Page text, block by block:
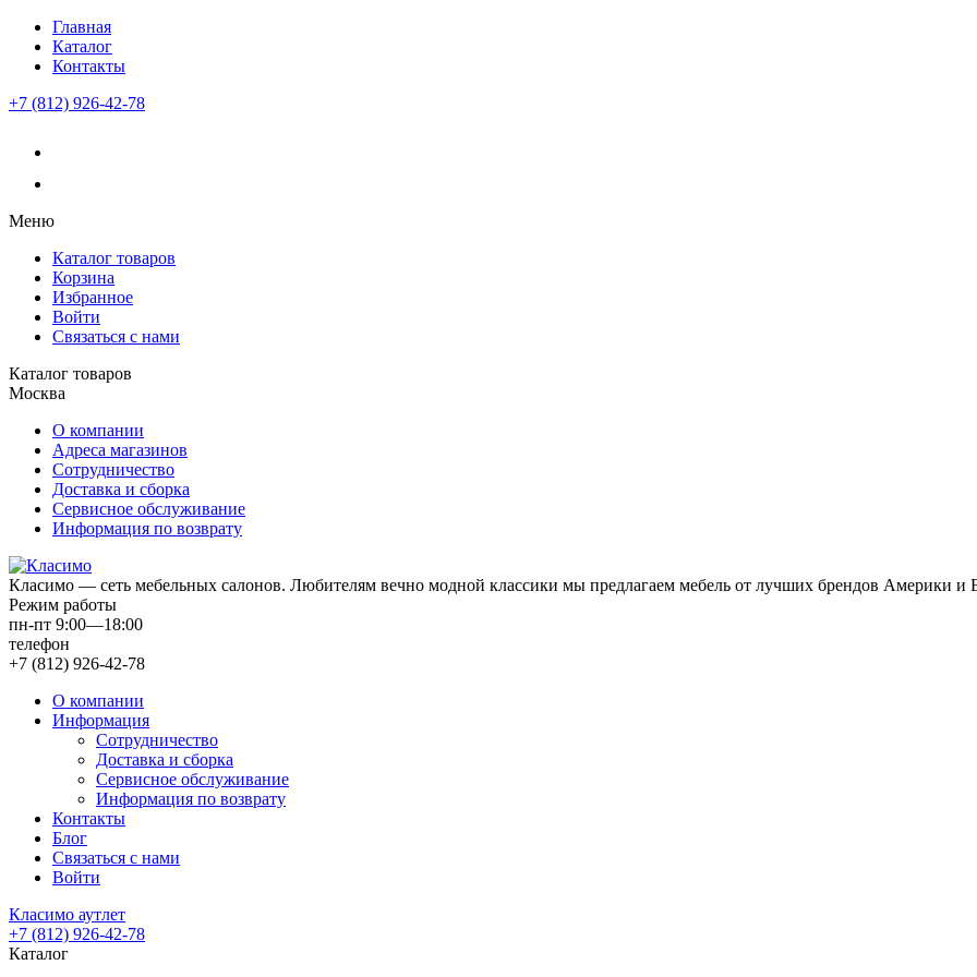
Главная
Каталог
Контакты
+7 (812) 926-42-78
Меню
Каталог товаров
Корзина
Избранное
Войти
Связаться с нами
Каталог товаров
Москва
О компании
Адреса магазинов
Сотрудничество
Доставка и сборка
Сервисное обслуживание
Информация по возврату
Класимо — cеть мебельных салонов. Любителям вечно модной классики мы предлагаем мебель от лучших брендов Америки и
Режим работы
пн-пт 9:00—18:00
телефон
+7 (812) 926-42-78
О компании
Информация
Сотрудничество
Доставка и сборка
Сервисное обслуживание
Информация по возврату
Контакты
Блог
Связаться с нами
Войти
Класимо аутлет
+7 (812) 926-42-78
Каталог